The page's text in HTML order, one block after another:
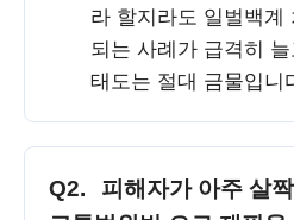
라 할지라도 일벌백계
되는 사례가 급격히
태도는 절대 금물입니
Q2.
피해자가 아주 살